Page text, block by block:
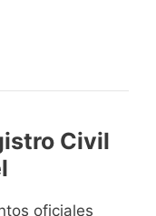
Civil
oficiales